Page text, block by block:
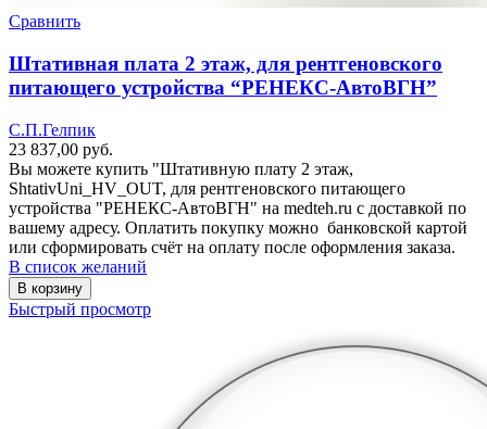
Сравнить
Штативная плата 2 этаж, для рентгеновского
питающего устройства “РЕНЕКС-АвтоВГН”
С.П.Гелпик
23 837,00 руб.
Вы можете купить "Штативную плату 2 этаж,
ShtativUni_HV_OUT, для рентгеновского питающего
устройства "РЕНЕКС-АвтоВГН" на medteh.ru с доставкой по
вашему адресу. Оплатить покупку можно банковской картой
или сформировать счёт на оплату после оформления заказа.
В список желаний
В корзину
Быстрый просмотр